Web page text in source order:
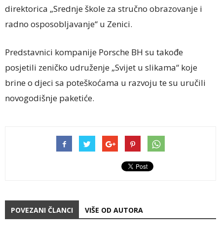
direktorica „Srednje škole za stručno obrazovanje i
radno osposobljavanje“ u Zenici.
Predstavnici kompanije Porsche BH su takođe
posjetili zeničko udruženje „Svijet u slikama“ koje
brine o djeci sa poteškoćama u razvoju te su uručili
novogodišnje paketiće.
POVEZANI ČLANCI VIŠE OD AUTORA